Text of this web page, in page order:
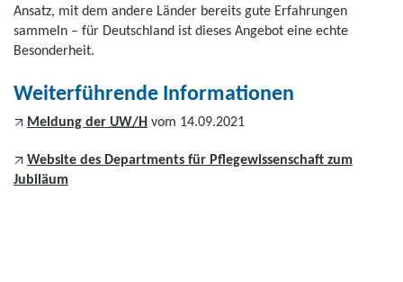
Ansatz, mit dem andere Länder bereits gute Erfahrungen
sammeln – für Deutschland ist dieses Angebot eine echte
Besonderheit.
Weiterführende Informationen
Meldung der UW/H vom 14.09.2021
Website des Departments für Pflegewissenschaft zum
Jubiläum